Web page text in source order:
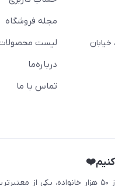
مجله فروشگاه
لیست
درباره‌ما
تماس با ما
کنیم❤️
با سال‌ها سابقه و اعتماد بیش از ۵۰